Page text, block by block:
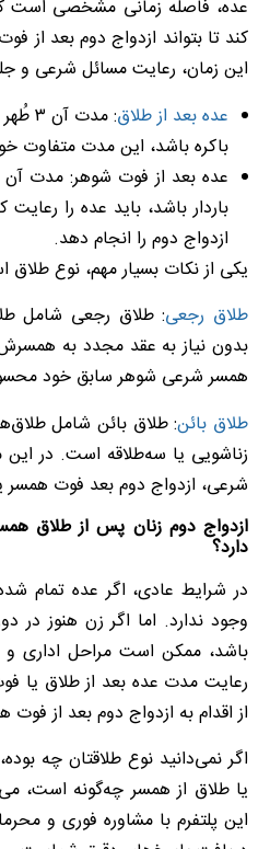
عده، فاصله زمانی مشخصی است
کند تا بتواند ازدواج دوم بعد از
این زمان، رعایت مسائل شرعی و
عده بعد از طلاق
باکره باشد، این مدت متفاوت
باردار باشد، باید عده را
ازدواج دوم را انجام دهد.
یکی از نکات بسیار مهم، نوع
طلاق رجعی: طلاق رجعی شامل
بدون نیاز به عقد مجدد به
همسر شرعی شوهر سابق خود
طلاق بائن: طلاق بائن شامل
زناشویی یا سه‌طلاقه است. در این
شرعی، ازدواج دوم بعد فوت همسر
ازدواج دوم زنان پس از طلاق
دارد؟
در شرایط عادی، اگر عده تمام
وجود ندارد. اما اگر زن هنوز در
باشد، ممکن است مراحل اداری و
رعایت مدت عده بعد از طلاق یا
از اقدام به ازدواج دوم بعد از
اگر نمی‌دانید نوع طلاقتان چه
یا طلاق از همسر چه‌گونه است،
این پلتفرم با مشاوره فوری و